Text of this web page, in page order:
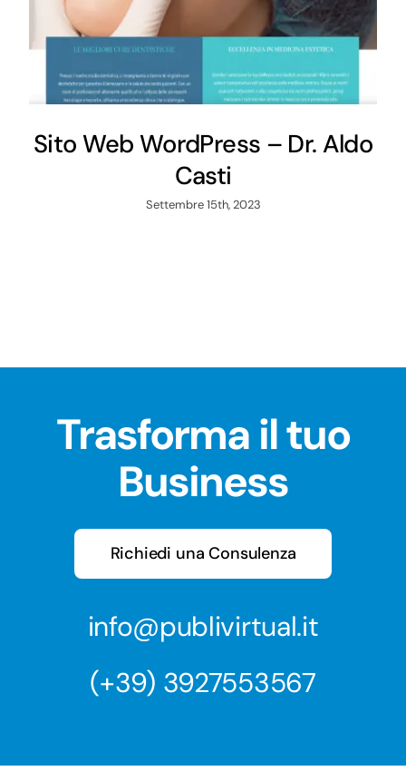
Sito Web WordPress – Dr. Aldo
Casti
Settembre 15th, 2023
Trasforma il tuo
Business
Richiedi una Consulenza
info@publivirtual.it
(+39) 3927553567